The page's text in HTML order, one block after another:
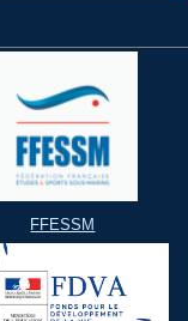
FFESSM